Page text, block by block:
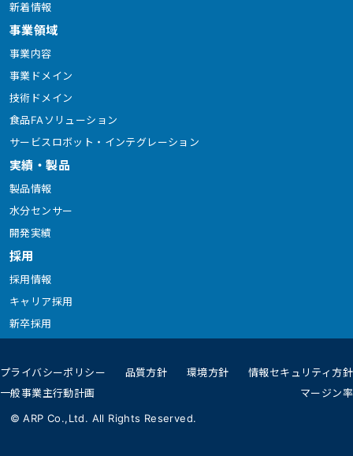
新着情報
事業領域
事業内容
事業ドメイン
技術ドメイン
食品FAソリューション
サービスロボット・インテグレーション
実績・製品
製品情報
水分センサー
開発実績
採用
採用情報
キャリア採用
新卒採用
プライバシーポリシー 品質方針 環境方針
情報セキュリティ方針
一般事業主行動計画
マージン率
© ARP Co.,Ltd. All Rights Reserved.